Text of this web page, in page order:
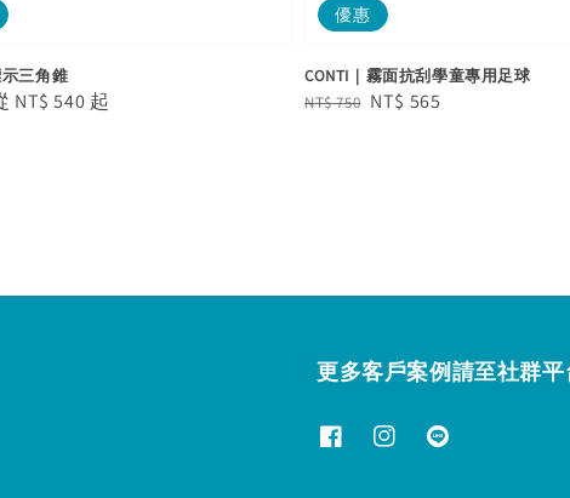
示三角錐
NT$ 540 起
優惠
CONTI｜霧面抗刮學童專用足球
Regular
NT$ 750 Sale
NT$ 565
更多客戶案例請至社群平